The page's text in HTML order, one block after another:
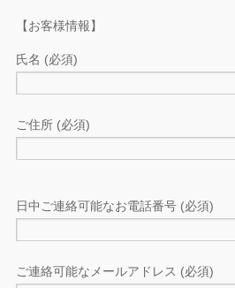
【お客様情報】
氏名 (必須)
ご住所 (必須)
日中ご連絡可能なお電話番号 (必須)
ご連絡可能なメールアドレス (必須)